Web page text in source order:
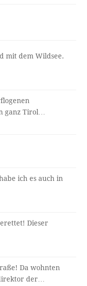
mit dem Wildsee.
ganz Tirol…
ich es auch in
Dieser
Da wohnten
der…